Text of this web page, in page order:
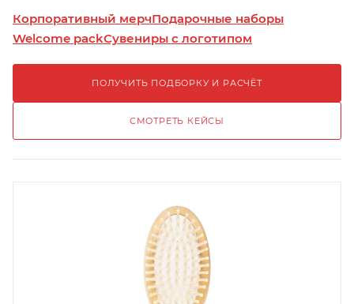
Корпоративный мерчПодарочные наборы
Welcome packСувениры с логотипом
ПОЛУЧИТЬ ПОДБОРКУ И РАСЧЁТ
СМОТРЕТЬ КЕЙСЫ